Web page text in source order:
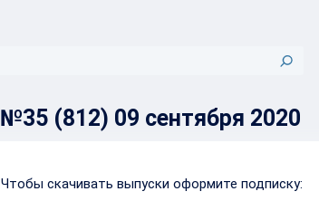
№35 (812) 09 сентября 2020
Чтобы скачивать выпуски оформите подписку: